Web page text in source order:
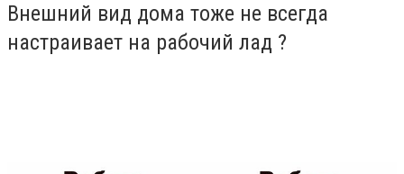
Внешний вид дома тоже не всегда
настраивает на рабочий лад ?